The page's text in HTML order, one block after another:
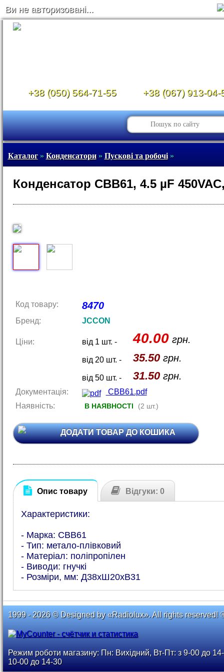
Ви не авторизовані...
+38 (050) 564-71-55 +38 (067) 913-04-
Каталог» Конденсатори» Пускові та робочі»
Конденсатор CBB61, 4.5 µF
Код товару: 8470
Бренд: JCCON
Ціни: від 1 шт. - 40.00грн.
від 20 шт. - 35.50грн.
від 50 шт. - 31.50грн.
Документація:
CBB61.pdf
Наявність:
В НАЯВНОСТІ (2 шт.)
ДОДАТИ ТОВАР ДО КОШИКА
Опис товару Відгуки: 0
Характеристики:
- Марка: CBB61
- Тип: метало-плівковий
- Матеріал: поліпропілен
- Виводи: гнучкі
- Розміри, мм: Д38хШ20хВ31
1999 - 2026 © Designed by «Radiolux». All rights reserved!
Режим роботи магазину: Пн: Вихідний, Вт-Пт: з 9-00 до
10-00 до 14-30